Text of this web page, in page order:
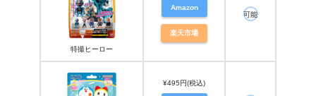
特撮ヒーロー
Amazon
楽天市場
可能
¥495円(税込)